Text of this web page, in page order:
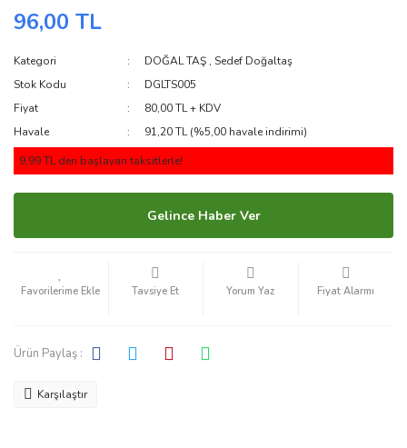
96,00 TL
Kategori DOĞAL TAŞ ,Sedef Doğaltaş
Stok Kodu
DGLTS005
Fiyat
80,00 TL + KDV
Havale
91,20 TL (%5,00 havale indirimi)
9,99 TL den başlayan taksitlerle!
Gelince Haber Ver
Tavsiye Et Yorum Yaz Fiyat Alarmı
Ürün Paylaş :
Karşılaştır